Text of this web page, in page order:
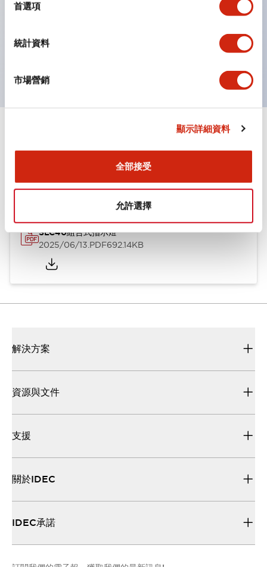
首選項
統計資料
市場營銷
顯示詳細資料
全部接受
允許選擇
即使在明亮環境下也易於確認點燈，配備聚光照光。（F
UL、c-UL及TUV認證品。符合EN標準。 ※關於認證品
型錄和宣傳手冊 認證與標準 技術文件 其他
SLC40組合式指示燈
2025/06/13.PDF692.14KB
解決方案
資源與文件
支援
關於IDEC
IDEC承諾